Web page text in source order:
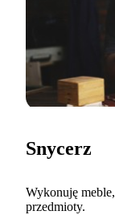
Snycerz
Wykonuję
przedmioty.